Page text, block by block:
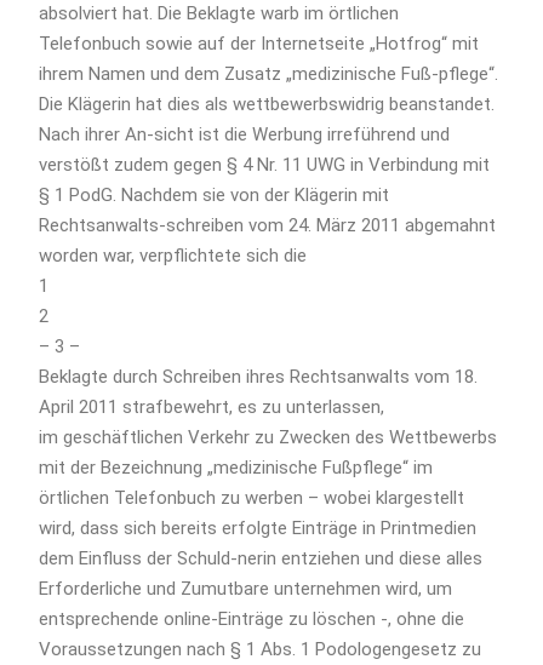
absolviert hat. Die Beklagte warb im örtlichen
Telefonbuch sowie auf der Internetseite „Hotfrog“ mit
ihrem Namen und dem Zusatz „medizinische Fuß-pflege“.
Die Klägerin hat dies als wettbewerbswidrig beanstandet.
Nach ihrer An-sicht ist die Werbung irreführend und
verstößt zudem gegen § 4 Nr. 11 UWG in Verbindung mit
§ 1 PodG. Nachdem sie von der Klägerin mit
Rechtsanwalts-schreiben vom 24. März 2011 abgemahnt
worden war, verpflichtete sich die
1
2
– 3 –
Beklagte durch Schreiben ihres Rechtsanwalts vom 18.
April 2011 strafbewehrt, es zu unterlassen,
im geschäftlichen Verkehr zu Zwecken des Wettbewerbs
mit der Bezeichnung „medizinische Fußpflege“ im
örtlichen Telefonbuch zu werben – wobei klargestellt
wird, dass sich bereits erfolgte Einträge in Printmedien
dem Einfluss der Schuld-nerin entziehen und diese alles
Erforderliche und Zumutbare unternehmen wird, um
entsprechende online-Einträge zu löschen -, ohne die
Voraussetzungen nach § 1 Abs. 1 Podologengesetz zu